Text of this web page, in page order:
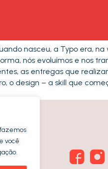
você
nasceu, a Typo era,
nós evoluímos e nos
as entregas que
o design – a skill que